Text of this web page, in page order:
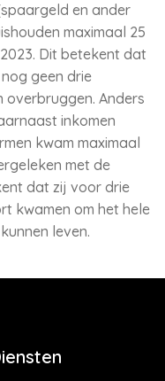
en ander
maximaal 25
Dit betekent dat
geen drie
overbruggen. Anders
inkomen
kwam maximaal
met de
dat zij voor drie
kwamen om het hele
leven.